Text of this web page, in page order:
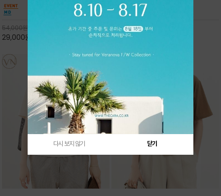
안함을 동시에 느낄수 있으며 차분하고 필요한
컬러웨이로 단독 또는 린넨 자켓/ 여름점퍼 안에
코디하기 만능템 입니다^^
54,000원
29,000원
핏 강연티셔츠
한 착용감을 선사하며, 자연스럽게 떨어지는 실루
엣이 편안하며 ★도회적인 무드로 루즈하게 단독
65,000원
30,000
다시 보지 않기 닫기